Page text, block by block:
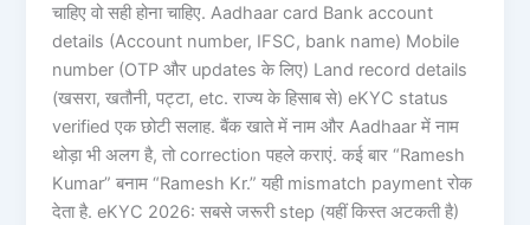
चाहिए वो सही होना चाहिए. Aadhaar card Bank account
details (Account number, IFSC, bank name) Mobile
number (OTP और updates के लिए) Land record details
(खसरा, खतौनी, पट्टा, etc. राज्य के हिसाब से) eKYC status
verified एक छोटी सलाह. बैंक खाते में नाम और Aadhaar में नाम
थोड़ा भी अलग है, तो correction पहले कराएं. कई बार “Ramesh
Kumar” बनाम “Ramesh Kr.” यही mismatch payment रोक
देता है. eKYC 2026: सबसे जरूरी step (यहीं किस्त अटकती है)